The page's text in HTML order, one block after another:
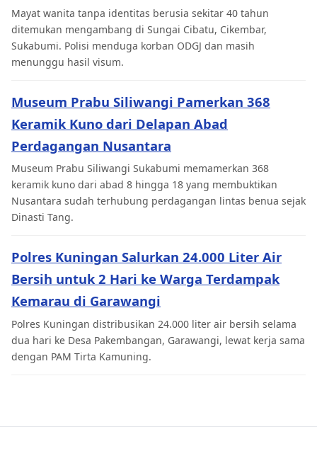
Mayat wanita tanpa identitas berusia sekitar 40 tahun
ditemukan mengambang di Sungai Cibatu, Cikembar,
Sukabumi. Polisi menduga korban ODGJ dan masih
menunggu hasil visum.
Museum Prabu Siliwangi Pamerkan 368
Keramik Kuno dari Delapan Abad
Perdagangan Nusantara
Museum Prabu Siliwangi Sukabumi memamerkan 368
keramik kuno dari abad 8 hingga 18 yang membuktikan
Nusantara sudah terhubung perdagangan lintas benua sejak
Dinasti Tang.
Polres Kuningan Salurkan 24.000 Liter Air
Bersih untuk 2 Hari ke Warga Terdampak
Kemarau di Garawangi
Polres Kuningan distribusikan 24.000 liter air bersih selama
dua hari ke Desa Pakembangan, Garawangi, lewat kerja sama
dengan PAM Tirta Kamuning.